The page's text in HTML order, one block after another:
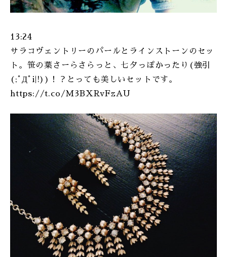
13:24
サラコヴェントリーのパールとラインストーンのセッ
ト。笹の葉さーらさらっと、七夕っぽかったり(強引
(;ﾟДﾟi|!))！？とっても美しいセットです。
https://t.co/M3BXRvFzAU